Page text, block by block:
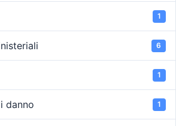
1
6
1
danno 1